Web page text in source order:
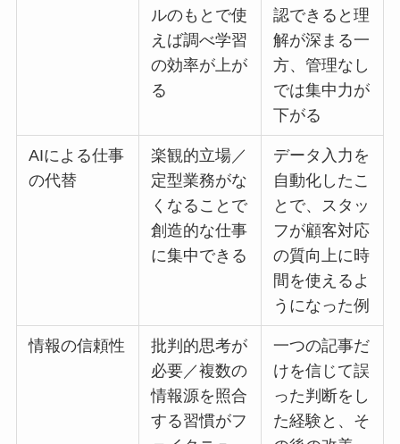
ルのもとで使
えば調べ学習
の効率が上が
る
認できると理
解が深まる一
方、管理なし
では集中力が
下がる
AIによる仕事
の代替
楽観的立場／
定型業務がな
くなることで
創造的な仕事
に集中できる
データ入力を
自動化したこ
とで、スタッ
フが顧客対応
の質向上に時
間を使えるよ
うになった例
情報の信頼性
批判的思考が
必要／複数の
情報源を照合
する習慣がフ
一つの記事だ
けを信じて誤
った判断をし
た経験と、そ